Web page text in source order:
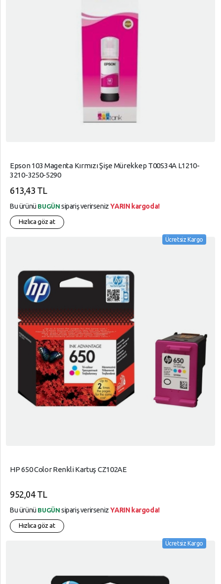
Epson 103 Magenta Kırmızı Şişe Mürekkep T00S34A L1210-
3210-3250-5290
613,43 TL
Bu ürünü BUGÜN sipariş verirsenizYARIN kargoda!
Hızlıca göz at
Ücretsiz Kargo
HP 650 Color Renkli Kartuş CZ102AE
952,04 TL
Bu ürünü BUGÜN sipariş verirsenizYARIN kargoda!
Hızlıca göz at
Ücretsiz Kargo